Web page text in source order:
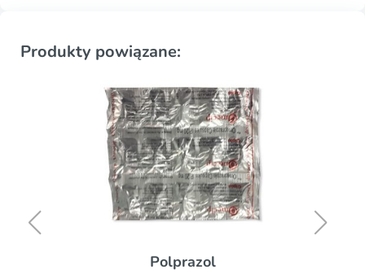
Produkty powiązane:
Polprazol